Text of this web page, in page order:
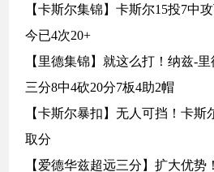
【卡斯尔集锦】卡斯尔15投7中
今已4次20+
【里德集锦】就这么打！纳兹-
三分8中4砍20分7板4助2帽
【卡斯尔暴扣】无人可挡！卡斯
取分
【爱德华兹超远三分】扩大优